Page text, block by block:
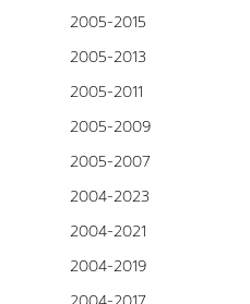
2005-2015
2005-2013
2005-2011
2005-2009
2005-2007
2004-2023
2004-2021
2004-2019